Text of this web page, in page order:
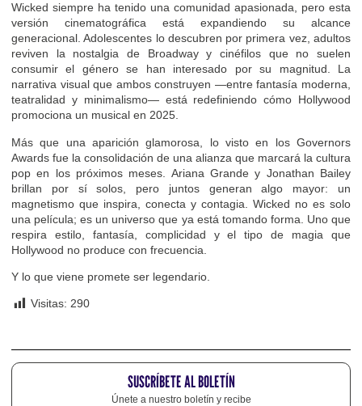
Wicked siempre ha tenido una comunidad apasionada, pero esta
versión cinematográfica está expandiendo su alcance
generacional. Adolescentes lo descubren por primera vez, adultos
reviven la nostalgia de Broadway y cinéfilos que no suelen
consumir el género se han interesado por su magnitud. La
narrativa visual que ambos construyen —entre fantasía moderna,
teatralidad y minimalismo— está redefiniendo cómo Hollywood
promociona un musical en 2025.
Más que una aparición glamorosa, lo visto en los Governors
Awards fue la consolidación de una alianza que marcará la cultura
pop en los próximos meses. Ariana Grande y Jonathan Bailey
brillan por sí solos, pero juntos generan algo mayor: un
magnetismo que inspira, conecta y contagia. Wicked no es solo
una película; es un universo que ya está tomando forma. Uno que
respira estilo, fantasía, complicidad y el tipo de magia que
Hollywood no produce con frecuencia.
Y lo que viene promete ser legendario.
Visitas: 290
SUSCRÍBETE AL BOLETÍN
Únete a nuestro boletín y recibe